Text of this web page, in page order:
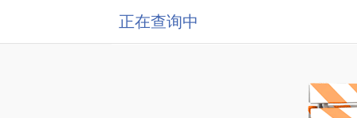
正在查询中